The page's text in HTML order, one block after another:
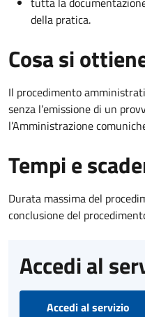
della pratica.
Cosa si
Il procedimento
senza l’emissione di un
l’Amministrazione
Tempi e
Durata massima del
conclusione del
Accedi al
Accedi al servizio